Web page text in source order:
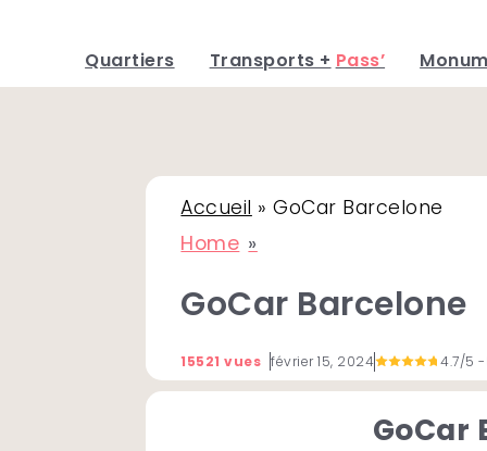
Quartiers Transports + Pass’
Accueil »GoCar Barcelone
Home
GoCar Barcelone
15521 vues février 15, 2024 4.7/5 -
GoCar